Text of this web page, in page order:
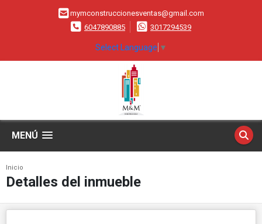
mymconstruccionesventas@gmail.com
6047890885
3017294539
Select Language ▼
MENÚ
Inicio
Detalles del inmueble